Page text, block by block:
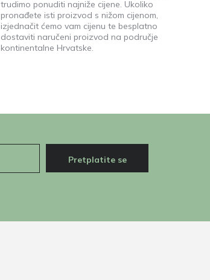
trudimo ponuditi najniže cijene. Ukoliko
pronađete isti proizvod s nižom cijenom,
izjednačit ćemo vam cijenu te besplatno
dostaviti naručeni proizvod na područje
kontinentalne Hrvatske.
Pretplatite se